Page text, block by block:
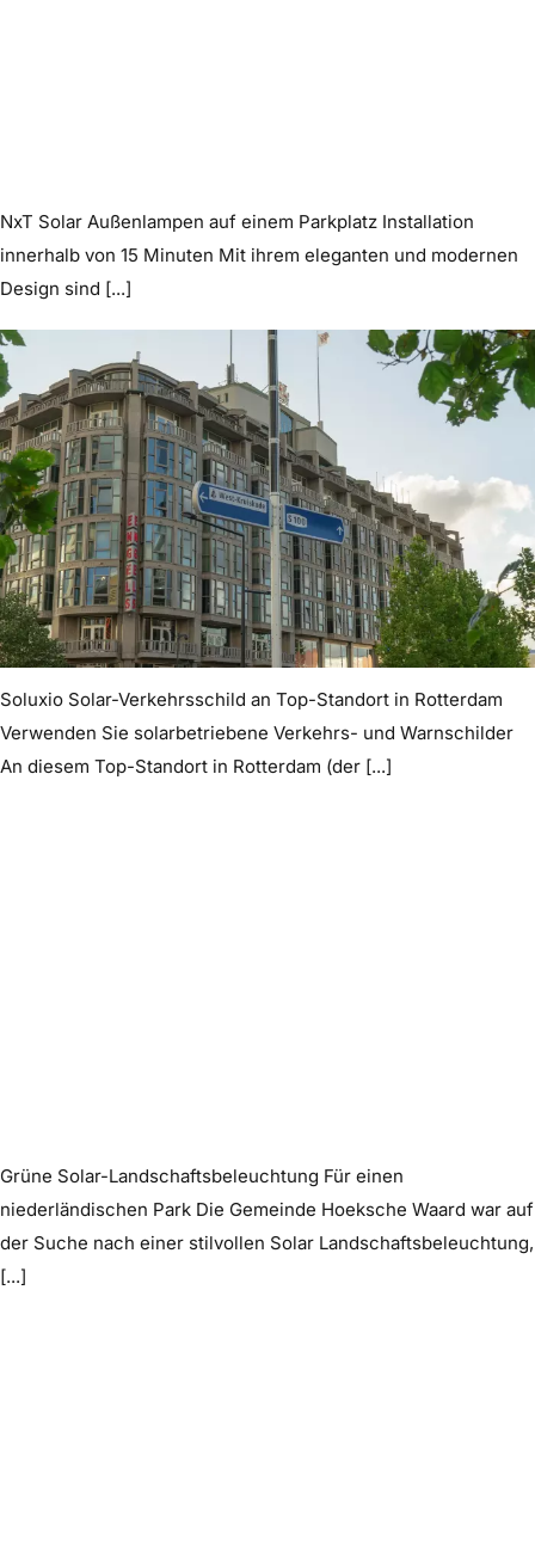
NxT Solar Außenlampen auf einem Parkplatz Installation
innerhalb von 15 Minuten Mit ihrem eleganten und modernen
Design sind [...]
Soluxio Solar-Verkehrsschild an Top-Standort in Rotterdam
Verwenden Sie solarbetriebene Verkehrs- und Warnschilder
An diesem Top-Standort in Rotterdam (der [...]
Grüne Solar-Landschaftsbeleuchtung Für einen
niederländischen Park Die Gemeinde Hoeksche Waard war auf
der Suche nach einer stilvollen Solar Landschaftsbeleuchtung,
[...]